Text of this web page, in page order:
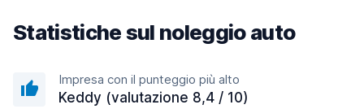
Statistiche sul noleggio auto
Impresa con il punteggio più alto
Keddy (valutazione 8,4 / 10)